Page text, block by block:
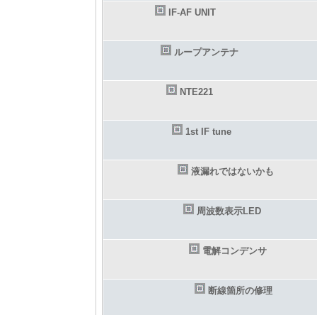
IF-AF UNIT
ループアンテナ
NTE221
1st IF tune
液漏れではないかも
周波数表示LED
電解コンデンサ
断線箇所の修理